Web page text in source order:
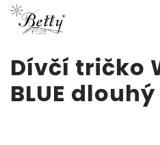
obsah
Šaty
Dívčí tričko
BLUE